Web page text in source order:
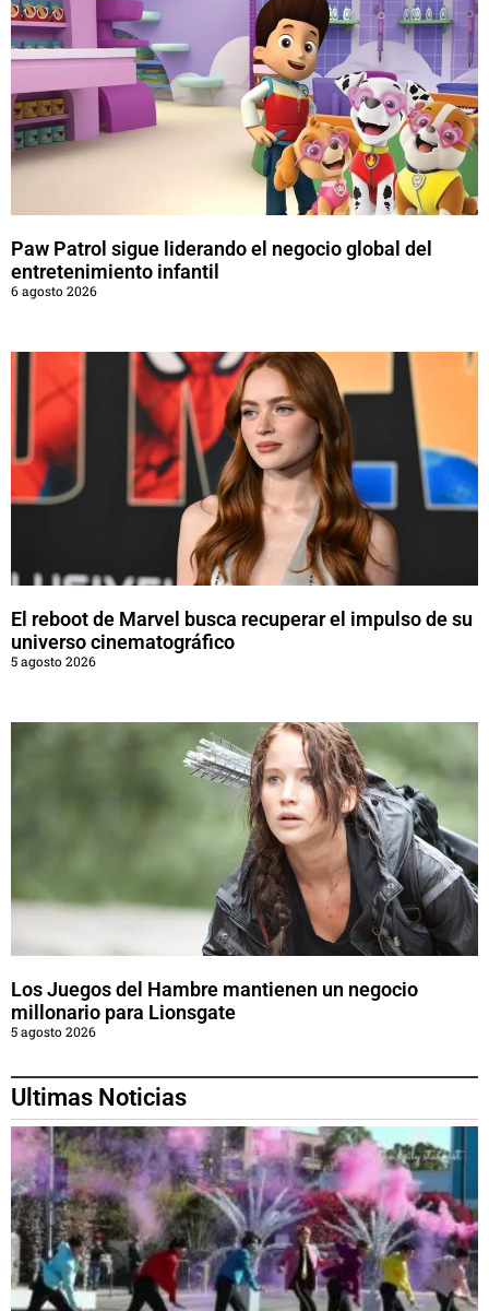
Paw Patrol sigue liderando el negocio global del
entretenimiento infantil
6 agosto 2026
El reboot de Marvel busca recuperar el impulso de su
universo cinematográfico
5 agosto 2026
Los Juegos del Hambre mantienen un negocio
millonario para Lionsgate
5 agosto 2026
Ultimas Noticias